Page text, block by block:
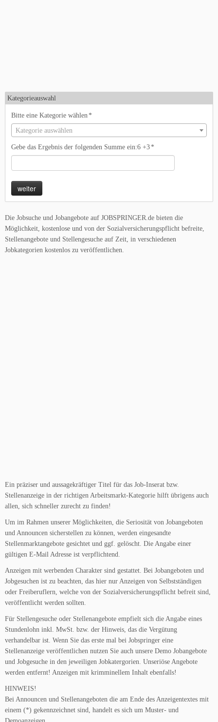
Kategorieauswahl
Bitte eine Kategorie wählen *
Kategorie auswählen
Gebe das Ergebnis der folgenden Summe ein:6 +3 *
Die Jobsuche und Jobangebote auf JOBSPRINGER.de bieten die
Möglichkeit, kostenlose und von der Sozialversicherungspflicht befreite,
Stellenangebote und Stellengesuche auf Zeit, in verschiedenen
Jobkategorien kostenlos zu veröffentlichen.
Ein präziser und aussagekräftiger Titel für das Job-Inserat bzw.
Stellenanzeige in der richtigen Arbeitsmarkt-Kategorie hilft übrigens auch
allen, sich schneller zurecht zu finden!
Um im Rahmen unserer Möglichkeiten, die Seriosität von Jobangeboten
und Announcen sicherstellen zu können, werden eingesandte
Stellenmarktangebote gesichtet und ggf. gelöscht. Die Angabe einer
gültigen E-Mail Adresse ist verpflichtend.
Anzeigen mit werbenden Charakter sind gestattet. Bei Jobangeboten und
Jobgesuchen ist zu beachten, das hier nur Anzeigen von Selbstständigen
oder Freiberuflern, welche von der Sozialversicherungspflicht befreit sind,
veröffentlicht werden sollten.
Für Stellengesuche oder Stellenangebote empfielt sich die Angabe eines
Stundenlohn inkl. MwSt. bzw. der Hinweis, das die Vergütung
verhandelbar ist. Wenn Sie das erste mal bei Jobspringer eine
Stellenanzeige veröffentlichen nutzen Sie auch unsere Demo Jobangebote
und Jobgesuche in den jeweiligen Jobkatergorien. Unseriöse Angebote
werden entfernt! Anzeigen mit krimminellem Inhalt ebenfalls!
HINWEIS!
Bei Announcen und Stellenangeboten die am Ende des Anzeigentextes mit
einem (*) gekennzeichnet sind, handelt es sich um Muster- und